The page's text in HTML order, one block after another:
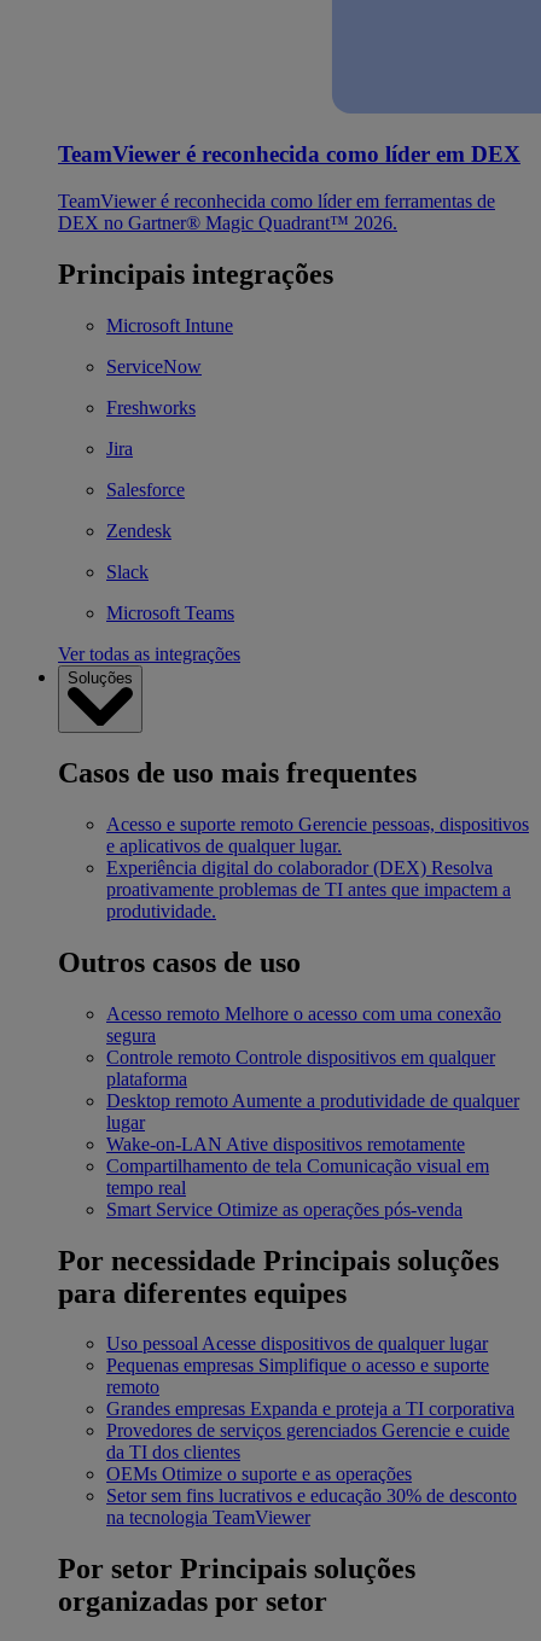
TeamViewer é reconhecida como líder em DEX
TeamViewer é reconhecida como líder em ferramentas de
DEX no Gartner® Magic Quadrant™ 2026.
Principais integrações
Microsoft Intune
ServiceNow
Freshworks
Jira
Salesforce
Zendesk
Slack
Microsoft Teams
Ver todas as integrações
Soluções
Casos de uso mais frequentes
Acesso e suporte remoto Gerencie pessoas, dispositivos
e aplicativos de qualquer lugar.
Experiência digital do colaborador (DEX) Resolva
proativamente problemas de TI antes que impactem a
produtividade.
Outros casos de uso
Acesso remoto Melhore o acesso com uma conexão
segura
Controle remoto Controle dispositivos em qualquer
plataforma
Desktop remoto Aumente a produtividade de qualquer
lugar
Wake-on-LAN Ative dispositivos remotamente
Compartilhamento de tela Comunicação visual em
tempo real
Smart Service Otimize as operações pós-venda
Por necessidade Principais soluções
para diferentes equipes
Uso pessoalAcesse dispositivos de qualquer lugar
Pequenas empresas Simplifique o acesso e suporte
remoto
Grandes empresas Expanda e proteja a TI corporativa
Provedores de serviços gerenciados Gerencie e cuide
da TI dos clientes
OEMs Otimize o suporte e as operações
Setor sem fins lucrativos e educação 30% de desconto
na tecnologia TeamViewer
Por setor Principais soluções
organizadas por setor